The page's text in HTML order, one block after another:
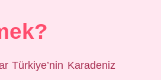
Türkiye’nin Karadeniz